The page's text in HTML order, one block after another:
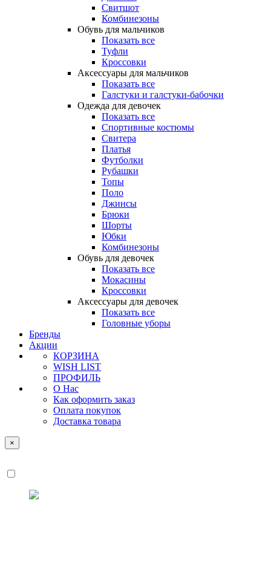
Свитшот
Комбинезоны
Обувь для мальчиков
Показать все
Туфли
Кроссовки
Аксессуары для мальчиков
Показать все
Галстуки и галстуки-бабочки
Одежда для девочек
Показать все
Спортивные костюмы
Свитера
Платья
Футболки
Рубашки
Топы
Поло
Джинсы
Брюки
Шорты
Юбки
Комбинезоны
Обувь для девочек
Показать все
Мокасины
Кроссовки
Аксессуары для девочек
Показать все
Головные уборы
Бренды
Акции
КОРЗИНА
WISH LIST
ПРОФИЛЬ
О Нас
Как оформить заказ
Оплата покупок
Доставка товара
×